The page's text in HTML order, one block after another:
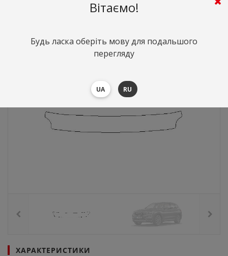
грн.($17.6)
ХАРАКТЕРИСТИКИ
Вітаємо!
Будь ласка оберіть мову для подальшого
перегляду
UA RU